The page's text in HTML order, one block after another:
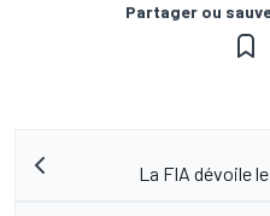
Partager ou
La FIA dévoile